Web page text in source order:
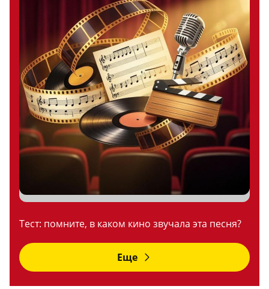
Тест: помните, в каком кино звучала эта песня?
Еще